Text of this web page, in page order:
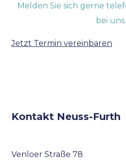
Melden Sie sich gerne
bei uns.
Jetzt Termin vereinbaren
Kontakt Neuss-Furth
Venloer Straße 78